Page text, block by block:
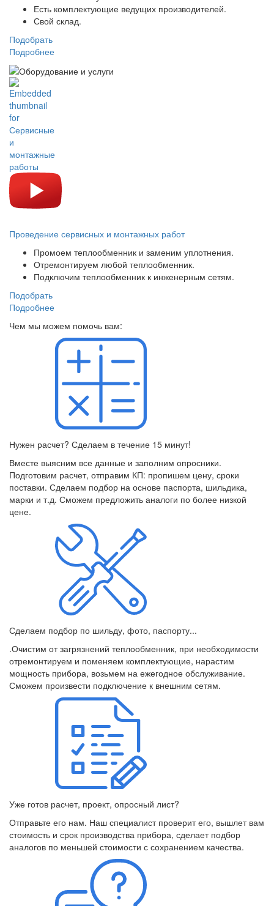
Есть комплектующие ведущих производителей.
Свой склад.
Подобрать
Подробнее
Проведение сервисных и монтажных работ
Промоем теплообменник и заменим уплотнения.
Отремонтируем любой теплообменник.
Подключим теплообменник к инженерным сетям.
Подобрать
Подробнее
Чем мы можем помочь вам:
Нужен расчет? Сделаем в течение 15 минут!
Вместе выясним все данные и заполним опросники.
Подготовим расчет, отправим КП: пропишем цену, сроки
поставки. Сделаем подбор на основе паспорта, шильдика,
марки и т.д. Сможем предложить аналоги по более низкой
цене.
Сделаем подбор по шильду, фото, паспорту...
.Очистим от загрязнений теплообменник, при необходимости
отремонтируем и поменяем комплектующие, нарастим
мощность прибора, возьмем на ежегодное обслуживание.
Сможем произвести подключение к внешним сетям.
Уже готов расчет, проект, опросный лист?
Отправьте его нам. Наш специалист проверит его, вышлет вам
стоимость и срок производства прибора, сделает подбор
аналогов по меньшей стоимости с сохранением качества.